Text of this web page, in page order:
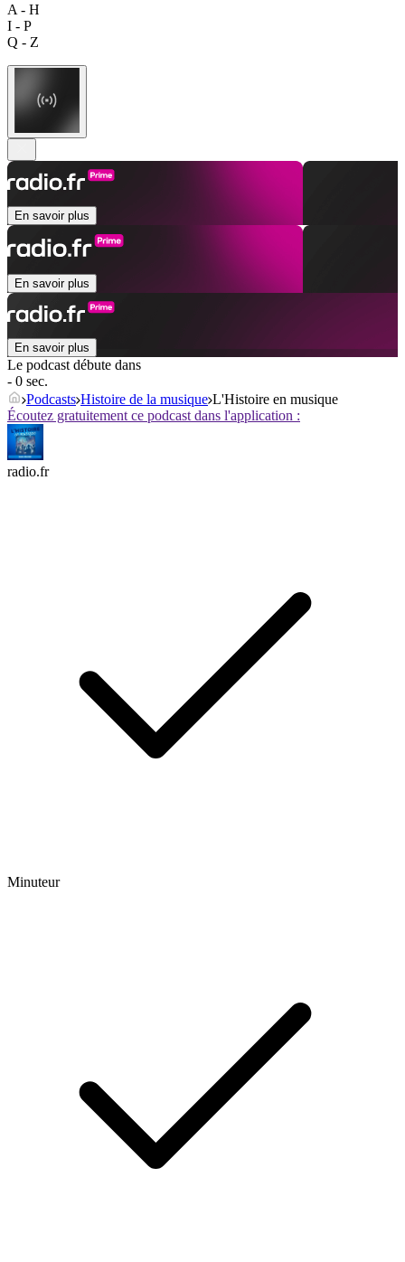
A - H
I - P
Q - Z
En savoir plus
En savoir plus
En savoir plus
Le podcast débute dans
- 0 sec.
Podcasts Histoire de la musique L'Histoire en musique
Écoutez gratuitement ce podcast dans l'application :
radio.fr
Minuteur